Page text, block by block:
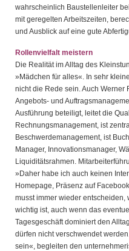
wahrscheinlich Baustellenleiter
mit geregelten Arbeitszeiten,
und Ausblick auf eine gute
Rollenvielfalt meistern
Die Realität im Alltag des
»Mädchen für alles«. In sehr
nicht die Rede sein. Auch Werner
Angebots- und
Ausführung beteiligt, leitet die
Rechnungsmanagement, ist
Beschwerdemanagement, ist
Manager, Innovationsmanager,
Liquiditätsrahmen.
»Daher habe ich auch keinen
Homepage, Präsenz auf
musst immer wieder entscheiden,
wichtig ist, auch wenn das
Tagesgeschäft dominiert den
dürfen nicht verschwendet
sein«, begleiten den